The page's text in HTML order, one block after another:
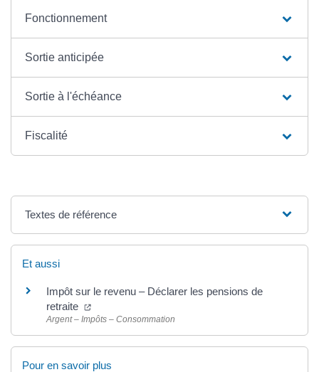
Fonctionnement
Sortie anticipée
Sortie à l'échéance
Fiscalité
Textes de référence
Et aussi
Impôt sur le revenu – Déclarer les pensions de
retraite
Argent – Impôts – Consommation
Pour en savoir plus